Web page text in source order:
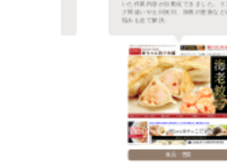
いた作業内容が自動化できました。リン
ク間違いや土日祝日、深夜の更新などの
悩みも全て解決。